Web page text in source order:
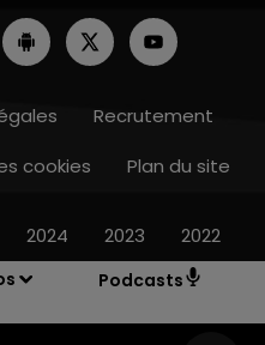
Podcasts
Recrutement
cookies Plan du site
2024 2023 2022